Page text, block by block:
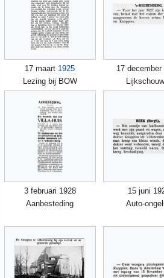
17 maart 1925
Lezing bij BOW
17 december
3 februari 1928
Aanbesteding
15 juni
Auto-